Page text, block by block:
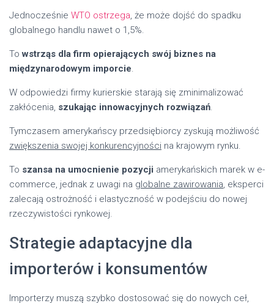
Jednocześnie WTO ostrzega, że może dojść do spadku
globalnego handlu nawet o 1,5%.
Towstrząs dla firm opierających swój biznes na
międzynarodowym imporcie.
W odpowiedzi firmy kurierskie starają się zminimalizować
zakłócenia, szukając innowacyjnych rozwiązań.
Tymczasem amerykańscy przedsiębiorcy zyskują możliwość
zwiększenia swojej konkurencyjności na krajowym rynku.
To szansa na umocnienie pozycji amerykańskich marek w e-
commerce, jednak z uwagi na globalne zawirowania, eksperci
zalecają ostrożność i elastyczność w podejściu do nowej
rzeczywistości rynkowej.
Strategie adaptacyjne dla
importerów i konsumentów
Importerzy muszą szybko dostosować się do nowych ceł,